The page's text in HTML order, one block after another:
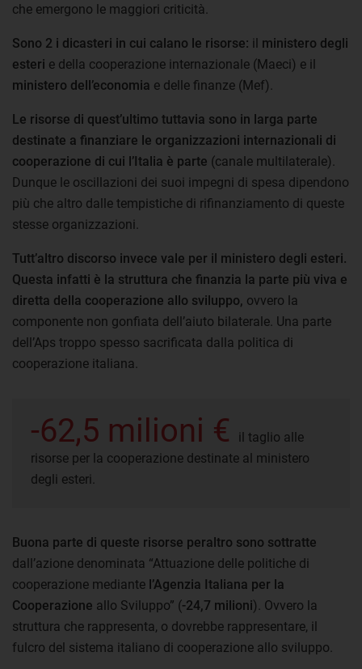
che emergono le maggiori criticità.
Sono 2 i dicasteri in cui calano le risorse: il ministero degli
esteri e della cooperazione internazionale (Maeci) e il
ministero dell’economia e delle finanze (Mef).
Le risorse di quest’ultimo tuttavia sono in larga parte
destinate a finanziare le organizzazioni internazionali di
cooperazione di cui l’Italia è parte (canale multilaterale).
Dunque le oscillazioni dei suoi impegni di spesa dipendono
più che altro dalle tempistiche di rifinanziamento di queste
stesse organizzazioni.
Tutt’altro discorso invece vale per il ministero degli esteri.
Questa infatti è la struttura che finanzia la parte più viva e
diretta della cooperazione allo sviluppo, ovvero la
componente non gonfiata dell’aiuto bilaterale. Una parte
dell’Aps troppo spesso sacrificata dalla politica di
cooperazione italiana.
-62,5 milioni €
il taglio alle
risorse per la cooperazione destinate al ministero
degli esteri.
Buona parte di queste risorse peraltro sono sottratte
dall’azione denominata “Attuazione delle politiche di
cooperazione mediante l’Agenzia Italiana per la
Cooperazione allo Sviluppo” (-24,7 milioni). Ovvero la
struttura che rappresenta, o dovrebbe rappresentare, il
fulcro del sistema italiano di cooperazione allo sviluppo.